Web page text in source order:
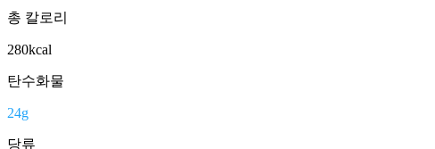
총 칼로리
280kcal
탄수화물
24g
당류